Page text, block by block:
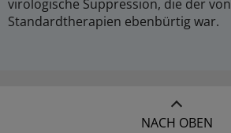
virologische Suppression, die der von
Standardtherapien ebenbürtig war.
NACH OBEN